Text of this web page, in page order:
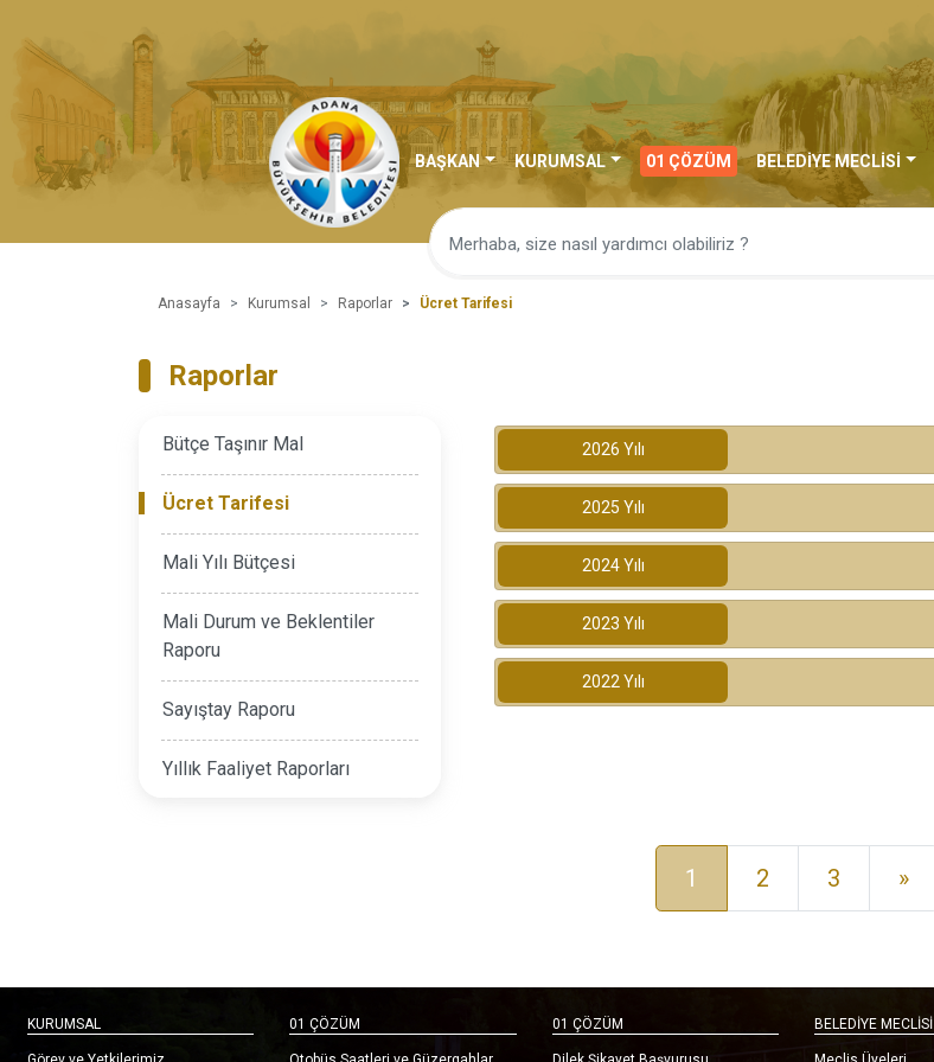
BAŞKAN KURUMSAL 01 ÇÖZÜM BELEDİYE MECLİSİ
Anasayfa Kurumsal Raporlar Ücret Tarifesi
Raporlar
Bütçe Taşınır Mal
Ücret Tarifesi
Mali Yılı Bütçesi
Mali Durum ve Beklentiler
Raporu
Sayıştay Raporu
Yıllık Faaliyet Raporları
2026 Yılı
2025 Yılı
2024 Yılı
2023 Yılı
2022 Yılı
1 (current)
2 3 »
KURUMSAL 01 ÇÖZÜM 01 ÇÖZÜM BELEDİYE MECLİSİ